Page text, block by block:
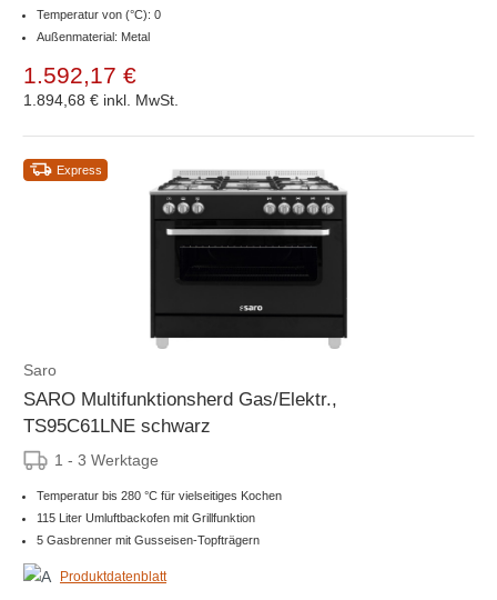
Temperatur von (°C): 0
Außenmaterial: Metal
1.592,17 €
1.894,68 € inkl. MwSt.
Express
Saro
SARO Multifunktionsherd Gas/Elektr.,
TS95C61LNE schwarz
1 - 3 Werktage
Temperatur bis 280 °C für vielseitiges Kochen
115 Liter Umluftbackofen mit Grillfunktion
5 Gasbrenner mit Gusseisen-Topfträgern
Produktdatenblatt